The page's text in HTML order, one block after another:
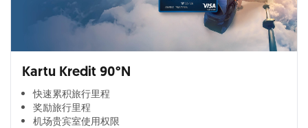
Kartu Kredit 90°N
快速累积旅行里程​
奖励旅行里程​
机场贵宾室使用权限​